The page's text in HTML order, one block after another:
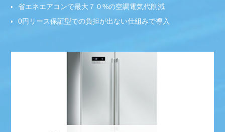
省エネエアコンで最大７０%の空調電気代削減
0円リース保証型での負担が出ない仕組みで導入